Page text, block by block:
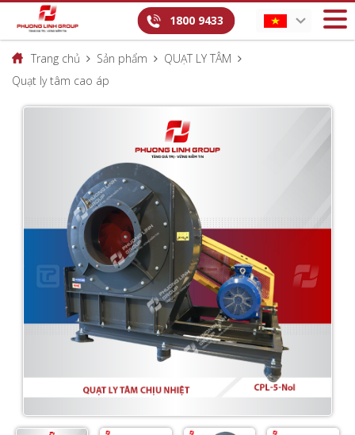
1800 9433
Trang chủ Sản phẩm
QUẠT LY TÂM
Quạt ly tâm cao áp